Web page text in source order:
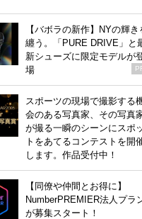
【バボラの新作】NYの輝き
纏う。「PURE DRIVE」と
新シューズに限定モデルが
場
スポーツの現場で撮影する
会のある写真家、その写真
が撮る一瞬のシーンにスポ
トをあてるコンテストを開
します。作品受付中！
【同僚や仲間とお得に】
NumberPREMIER法人プラ
が募集スタート！